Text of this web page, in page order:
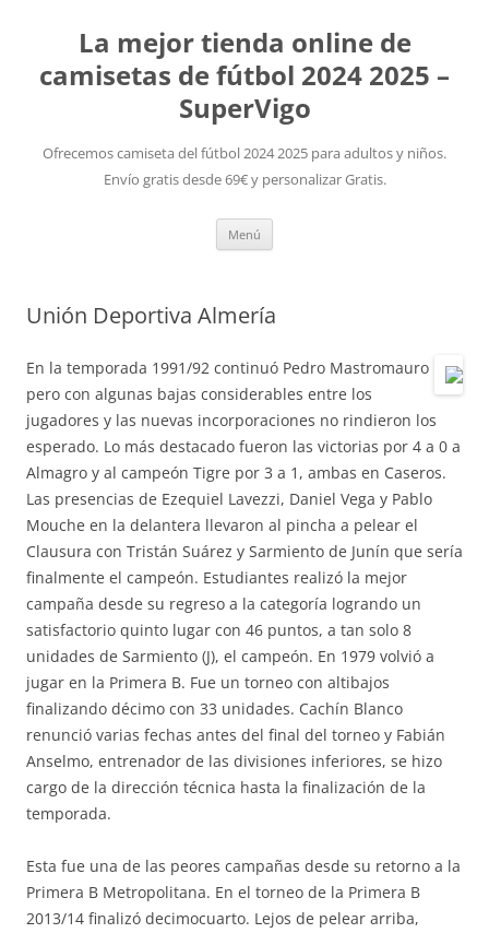
La mejor tienda online de
camisetas de fútbol 2024 2025 –
SuperVigo
Ofrecemos camiseta del fútbol 2024 2025 para adultos y niños.
Envío gratis desde 69€ y personalizar Gratis.
Menú
Unión Deportiva Almería
En la temporada 1991/92 continuó Pedro Mastromauro
pero con algunas bajas considerables entre los
jugadores y las nuevas incorporaciones no rindieron los
esperado. Lo más destacado fueron las victorias por 4 a 0 a
Almagro y al campeón Tigre por 3 a 1, ambas en Caseros.
Las presencias de Ezequiel Lavezzi, Daniel Vega y Pablo
Mouche en la delantera llevaron al pincha a pelear el
Clausura con Tristán Suárez y Sarmiento de Junín que sería
finalmente el campeón. Estudiantes realizó la mejor
campaña desde su regreso a la categoría logrando un
satisfactorio quinto lugar con 46 puntos, a tan solo 8
unidades de Sarmiento (J), el campeón. En 1979 volvió a
jugar en la Primera B. Fue un torneo con altibajos
finalizando décimo con 33 unidades. Cachín Blanco
renunció varias fechas antes del final del torneo y Fabián
Anselmo, entrenador de las divisiones inferiores, se hizo
cargo de la dirección técnica hasta la finalización de la
temporada.
Esta fue una de las peores campañas desde su retorno a la
Primera B Metropolitana. En el torneo de la Primera B
2013/14 finalizó decimocuarto. Lejos de pelear arriba,